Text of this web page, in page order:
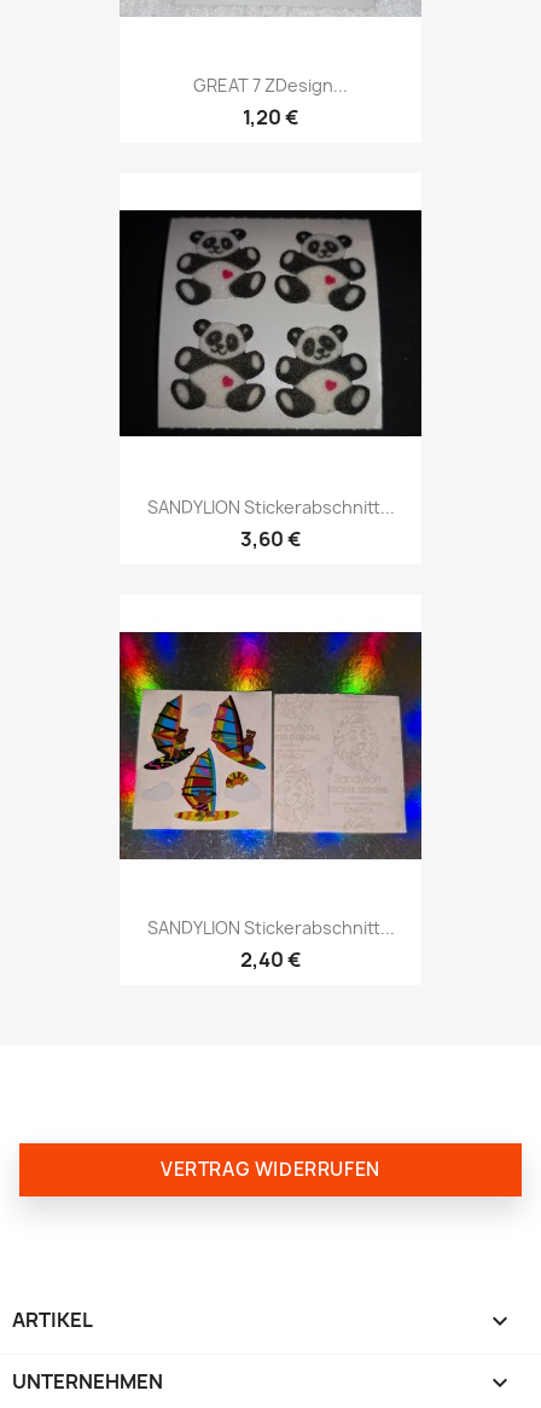
GREAT 7 ZDesign...
1,20 €
SANDYLION Stickerabschnitt...
3,60 €
SANDYLION Stickerabschnitt...
2,40 €
VERTRAG WIDERRUFEN
ARTIKEL 
UNTERNEHMEN 